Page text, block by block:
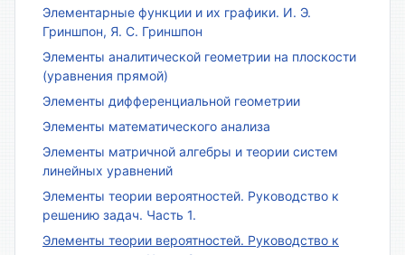
Элементарные функции и их графики. И. Э.
Гриншпон, Я. С. Гриншпон
Элементы аналитической геометрии на плоскости
(уравнения прямой)
Элементы дифференциальной геометрии
Элементы математического анализа
Элементы матричной алгебры и теории систем
линейных уравнений
Элементы теории вероятностей. Руководство к
решению задач. Часть 1.
Элементы теории вероятностей. Руководство к